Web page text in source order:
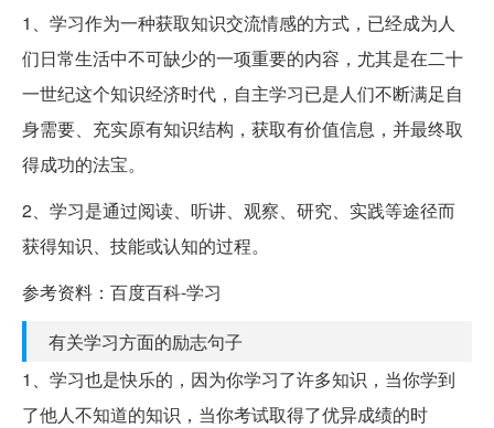
1、学习作为一种获取知识交流情感的方式，已经成为人
们日常生活中不可缺少的一项重要的内容，尤其是在二十
一世纪这个知识经济时代，自主学习已是人们不断满足自
身需要、充实原有知识结构，获取有价值信息，并最终取
得成功的法宝。
2、学习是通过阅读、听讲、观察、研究、实践等途径而
获得知识、技能或认知的过程。
参考资料：百度百科-学习
有关学习方面的励志句子
1、学习也是快乐的，因为你学习了许多知识，当你学到
了他人不知道的知识，当你考试取得了优异成绩的时